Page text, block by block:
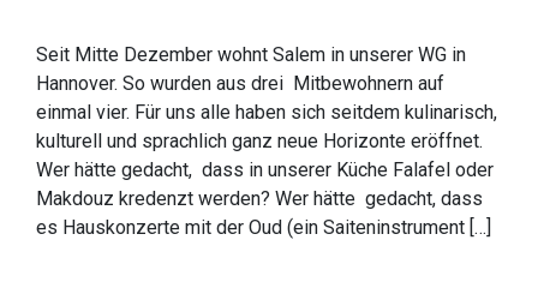
Seit Mitte Dezember wohnt Salem in unserer WG in
Hannover. So wurden aus drei Mitbewohnern auf
einmal vier. Für uns alle haben sich seitdem kulinarisch,
kulturell und sprachlich ganz neue Horizonte eröffnet.
Wer hätte gedacht, dass in unserer Küche Falafel oder
Makdouz kredenzt werden? Wer hätte gedacht, dass
es Hauskonzerte mit der Oud (ein Saiteninstrument […]